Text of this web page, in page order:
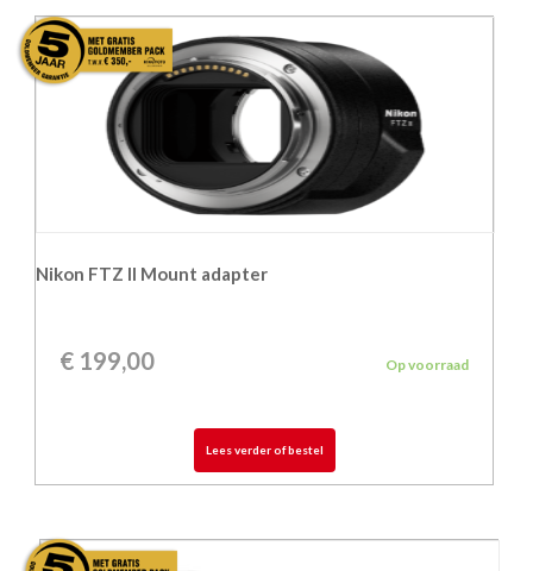
Nikon FTZ II Mount adapter
€ 199,00 Op voorraad
Lees verder of bestel